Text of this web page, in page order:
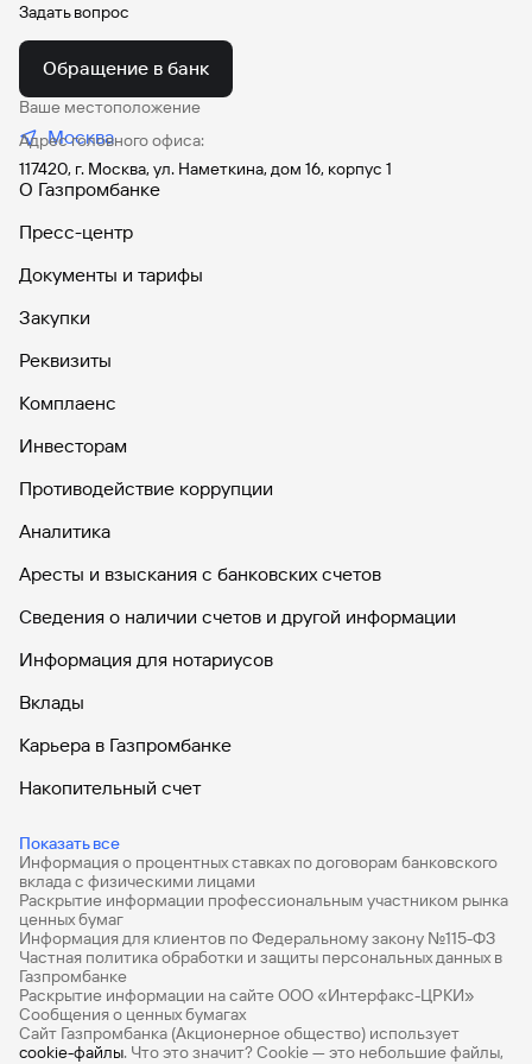
Дебетовая моментальная карта «Мир»-
JCB (архивная)
Умная дебетовая карта Visa Gold
Карта для автолюбителей «Автодрайв
Карта с индивидуальным дизайном
Виртуальная карта «Огонь» (архивная)
Дебетовая карта #РодныеБлизко
Задать вопрос
Обращение в банк
Ваше местоположение
Москва
Адрес головного офиса:
117420, г. Москва, ул. Наметкина, дом 16, корпус 1
О Газпромбанке
Пресс-центр
Документы и тарифы
Закупки
Реквизиты
Комплаенс
Инвесторам
Противодействие коррупции
Аналитика
Аресты и взыскания с банковских счетов
Сведения о наличии счетов и другой информации
Информация для нотариусов
Вклады
Карьера в Газпромбанке
Накопительный счет
Показать все
Дебетовые карты с бесплатным обслуживанием
Все накопительные счета
Банковские вклады на 3 месяца
Вклады с высоким процентом
Калькулятор вкладов
Информация о процентных ставках по договорам банковского
вклада с физическими лицами
Раскрытие информации профессиональным участником рынка
ценных бумаг
Информация для клиентов по Федеральному закону №115-ФЗ
Частная политика обработки и защиты персональных данных в
Газпромбанке
Раскрытие информации на сайте ООО «Интерфакс-ЦРКИ»
Сообщения о ценных бумагах
Сайт Газпромбанка (Акционерное общество) использует
cookie-файлы. Что это значит? Сookie — это небольшие файлы,